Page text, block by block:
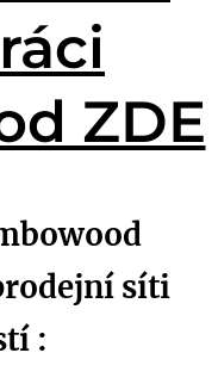
ZDE
síti
: